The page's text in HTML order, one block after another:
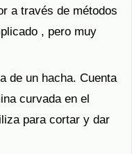
a través de métodos
, pero muy
de un hacha. Cuenta
curvada en el
para cortar y dar